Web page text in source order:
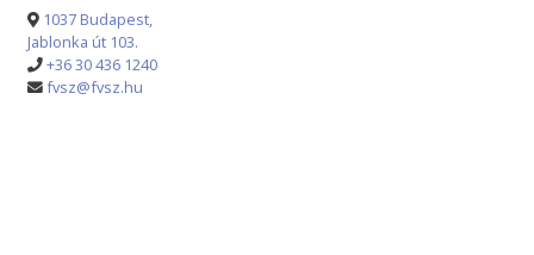
1037 Budapest,
Jablonka út 103.
+36 30 436 1240
fvsz@fvsz.hu